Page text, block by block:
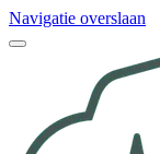
Navigatie overslaan